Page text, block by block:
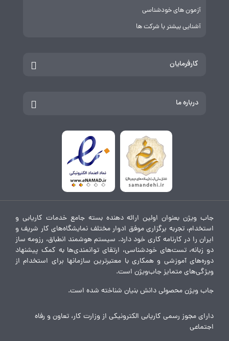
آزمون های خودشناسی
آشنایی بیشتر با شرکت ها
کارفرمایان
درباره ما
جاب ویژن بعنوان اولین ارائه دهنده بسته جامع خدمات کاریابی و
استخدام، تجربه برگزاری موفق ادوار مختلف نمایشگاه‌های کار شریف و
ایران را در کارنامه کاری خود دارد. سیستم هوشمند انطباق، رزومه ساز
دو زبانه، تست‌های خودشناسی، ارتقای توانمندی‌ها به کمک پیشنهاد
دوره‌های آموزشی و همکاری با معتبرترین سازمانها برای استخدام از
ویژگی‌های متمایز جاب‌ویژن است.
جاب ویژن محصولی دانش بنیان شناخته شده است.
دارای مجوز رسمی کاریابی الکترونیکی از وزارت کار، تعاون و رفاه
اجتماعی